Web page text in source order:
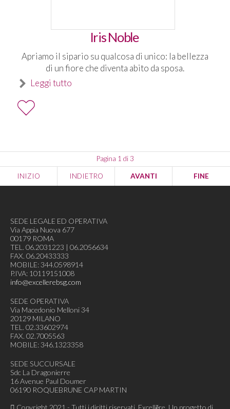
Iris Noble
Apriamo il sipario su qualcosa di unico: la bellezza
di un fiore che diventa abito da sposa.
Leggi tutto
Pagina 1 di 3
INIZIO INDIETRO AVANTI FINE
SEDE LEGALE ED OPERATIVA
Via Appia Nuova 677
00179 ROMA
TEL. 06.2031223 | 06.2056634
FAX. 06.20433333
MOBILE: 344.0598914
P.IVA: 10119151008
info@excellerebsg.com
SEDE OPERATIVA
Via Macedonio Melloni 34
20129 MILANO
TEL. 02.33602974
FAX. 02.7005563
MOBILE: 346.1323358
SEDE SUCCURSALE
Sdc La Dragonierre
16 Avenue Paul Doumer
06190 ROQUEBRUNE CAP MARTIN